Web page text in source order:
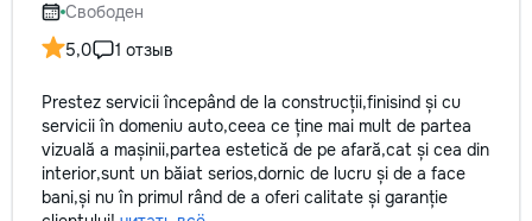
Свободен
5,0
1 отзыв
Prestez servicii începând de la construcții,finisind și cu
servicii în domeniu auto,ceea ce ține mai mult de partea
vizuală a mașinii,partea estetică de pe afară,cat și cea din
interior,sunt un băiat serios,dornic de lucru și de a face
bani,și nu în primul rând de a oferi calitate și garanție